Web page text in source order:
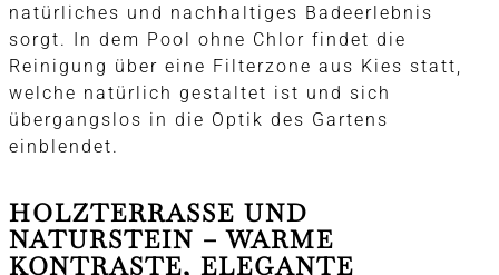
natürliches und nachhaltiges Badeerlebnis
sorgt. In dem Pool ohne Chlor findet die
Reinigung über eine Filterzone aus Kies statt,
welche natürlich gestaltet ist und sich
übergangslos in die Optik des Gartens
einblendet.
HOLZTERRASSE UND
NATURSTEIN – WARME
KONTRASTE, ELEGANTE